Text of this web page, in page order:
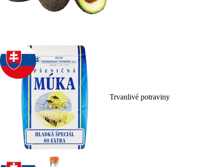
Trvanlivé potraviny